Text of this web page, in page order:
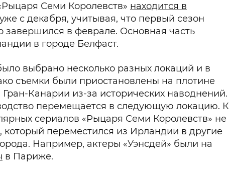
Семи Королевств» находится в
уже с декабря, учитывая, что первый сезон
завершился в феврале. Основная часть
в городе Белфаст.
выбрано несколько разных локаций и в
съемки были приостановлены на плотине
Канарии из-за исторических наводнений.
перемещается в следующую локацию. К
сериалов «Рыцаря Семи Королевств» не
который переместился из Ирландии в другие
Например, актеры «Уэнсдей» были на
в Париже.